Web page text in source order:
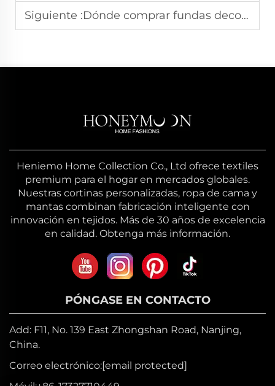
Siguiente :Dónde comprar fundas decorativas para almohadas asequibles y elegantes
Heniemo Home Collection Co., Ltd ofrece textiles
premium para el hogar en mercados globales.
Nuestras cortinas personalizadas, ropa de cama y
mantas combinan fabricación inteligente con
innovación en tejidos. Más de 30 años de excelencia
en calidad. Obtenga más información.
PÓNGASE EN CONTACTO
Add: F11, No. 139 East Zhongshan Road, Nanjing,
China.
Correo electrónico:[email protected]